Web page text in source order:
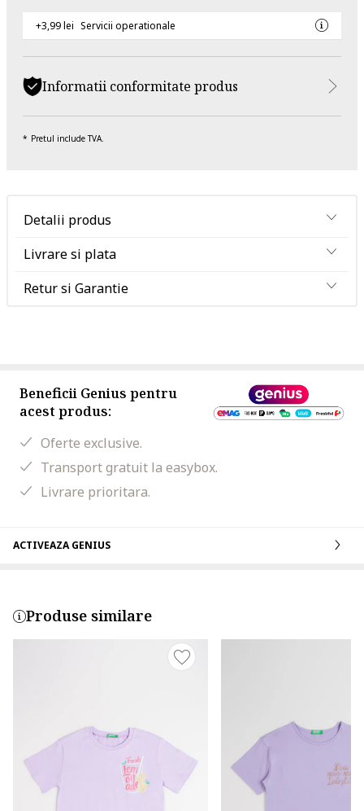
+3,99 lei Servicii operationale
Informatii conformitate produs
Pretul include TVA.
Detalii produs
Livrare si plata
Retur si Garantie
Beneficii Genius pentru
acest produs:
Oferte exclusive.
Transport gratuit la easybox.
Livrare prioritara.
ACTIVEAZA GENIUS
Produse similare